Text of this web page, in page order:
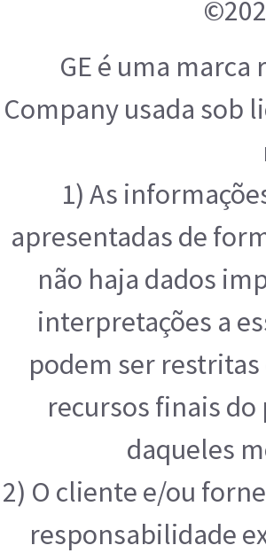
GE é uma
Company usada sob
1) As
apresentadas de
não haja dados
interpretações a
podem ser restritas
recursos finais
daqueles
2) O cliente e/ou
responsabilidade